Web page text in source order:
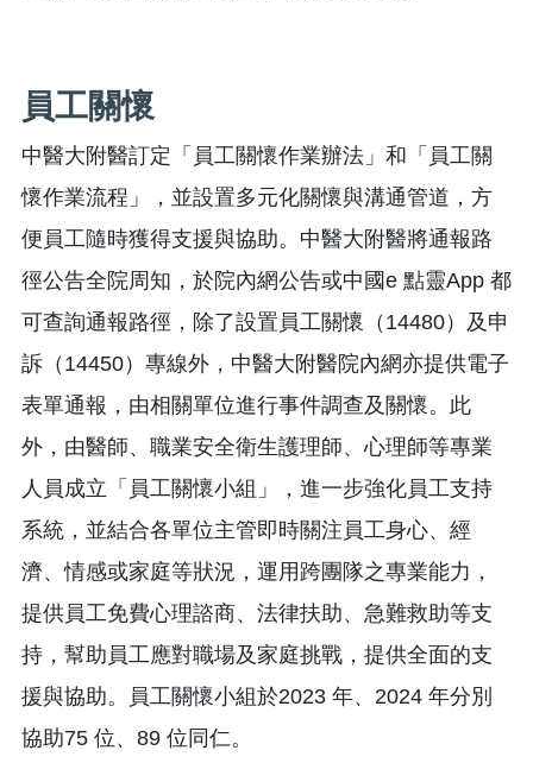
員工關懷
中醫大附醫訂定「員工關懷作業辦法」和「員工關
懷作業流程」，並設置多元化關懷與溝通管道，方
便員工隨時獲得支援與協助。中醫大附醫將通報路
徑公告全院周知，於院內網公告或中國e 點靈App 都
可查詢通報路徑，除了設置員工關懷（14480）及申
訴（14450）專線外，中醫大附醫院內網亦提供電子
表單通報，由相關單位進行事件調查及關懷。此
外，由醫師、職業安全衛生護理師、心理師等專業
人員成立「員工關懷小組」，進一步強化員工支持
系統，並結合各單位主管即時關注員工身心、經
濟、情感或家庭等狀況，運用跨團隊之專業能力，
提供員工免費心理諮商、法律扶助、急難救助等支
持，幫助員工應對職場及家庭挑戰，提供全面的支
援與協助。員工關懷小組於2023 年、2024 年分別
協助75 位、89 位同仁。